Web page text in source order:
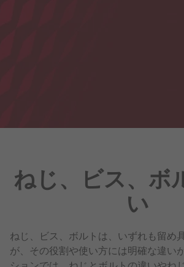
ねじ、ビス、ボ
い
ねじ、ビス、ボルトは、いずれも留め
が、その役割や使い方には明確な違い